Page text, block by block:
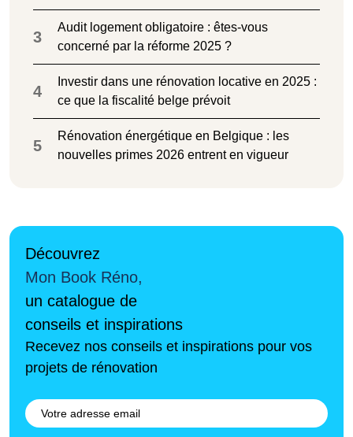
3
Audit logement obligatoire : êtes-vous
concerné par la réforme 2025 ?
4
Investir dans une rénovation locative en 2025 :
ce que la fiscalité belge prévoit
5
Rénovation énergétique en Belgique : les
nouvelles primes 2026 entrent en vigueur
Découvrez
Mon Book Réno,
un catalogue de
conseils et inspirations
Recevez nos conseils et inspirations pour vos
projets de rénovation